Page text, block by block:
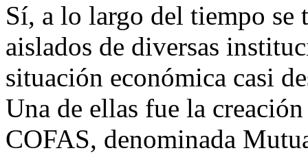
Sí, a lo largo del tiempo se
aislados de diversas
situación económica casi
Una de ellas fue la
COFAS, denominada